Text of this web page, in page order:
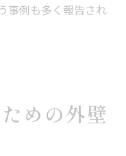
事例も多く報告され
めの外壁